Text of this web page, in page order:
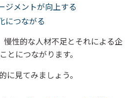
ジメントが向上する
につながる
性的な人材不足とそれによる企
とにつながります。
に見てみましょう。